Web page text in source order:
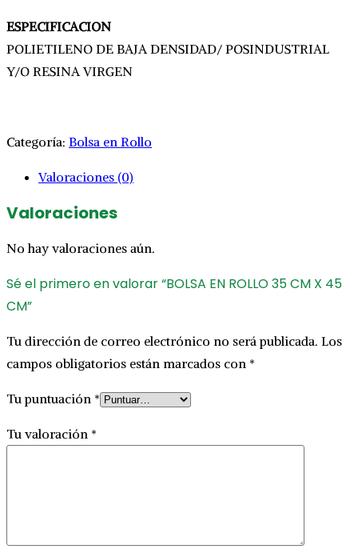
ESPECIFICACION
POLIETILENO DE BAJA DENSIDAD/ POSINDUSTRIAL
Y/O RESINA VIRGEN
Categoría: Bolsa en Rollo
Valoraciones (0)
Valoraciones
No hay valoraciones aún.
Sé el primero en valorar “BOLSA EN ROLLO 35 CM X 45
CM”
Tu dirección de correo electrónico no será publicada. Los
campos obligatorios están marcados con *
Tu puntuación *
Tu valoración *